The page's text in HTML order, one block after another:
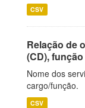
CSV
Relação de
(CD),
Nome dos
cargo/função.
CSV